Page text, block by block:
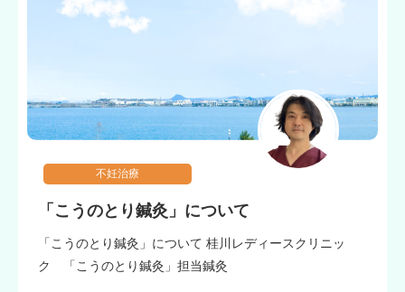
不妊治療
「こうのとり鍼灸」について
「こうのとり鍼灸」について 桂川レディースクリニッ
ク 「こうのとり鍼灸」担当鍼灸